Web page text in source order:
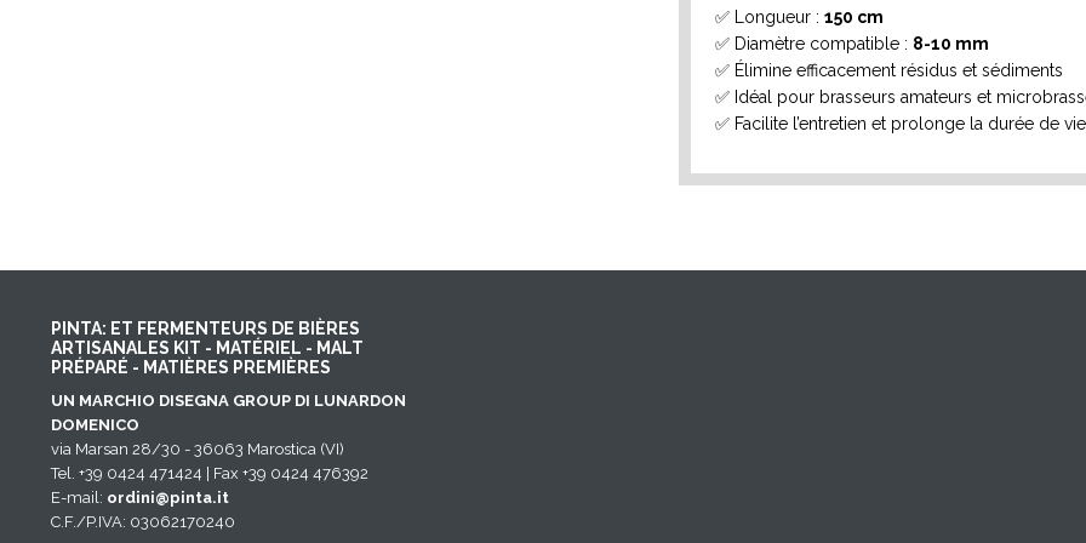
✅ Longueur : 150 cm
✅ Diamètre compatible : 8-10 mm
✅ Élimine efficacement résidus et sédiments
✅ Idéal pour brasseurs amateurs et
✅ Facilite l’entretien et prolonge la durée de
PINTA: ET FERMENTEURS DE BIÈRES
ARTISANALES KIT - MATÉRIEL - MALT
PRÉPARÉ - MATIÈRES PREMIÈRES
UN MARCHIO DISEGNA GROUP DI LUNARDON
DOMENICO
via Marsan 28/30 - 36063 Marostica (VI)
Tel. +39 0424 471424 | Fax +39 0424 476392
E-mail: ordini@pinta.it
C.F./P.IVA: 03062170240